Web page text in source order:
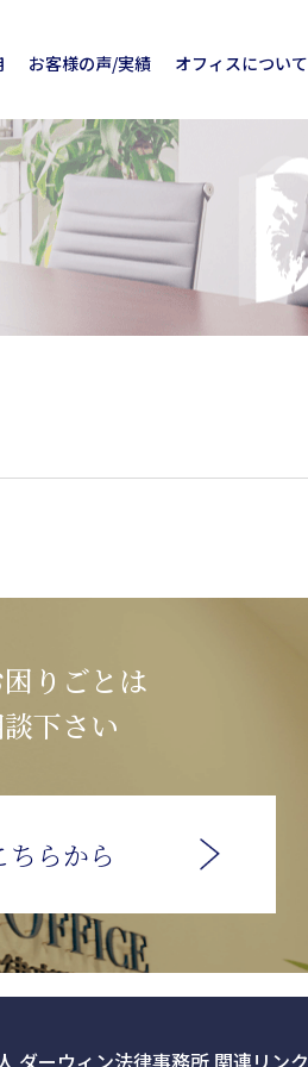
お客様の声/実績 オフィスについて
りごとは
下さい
ちらから
ダーウィン法律事務所 関連リンク